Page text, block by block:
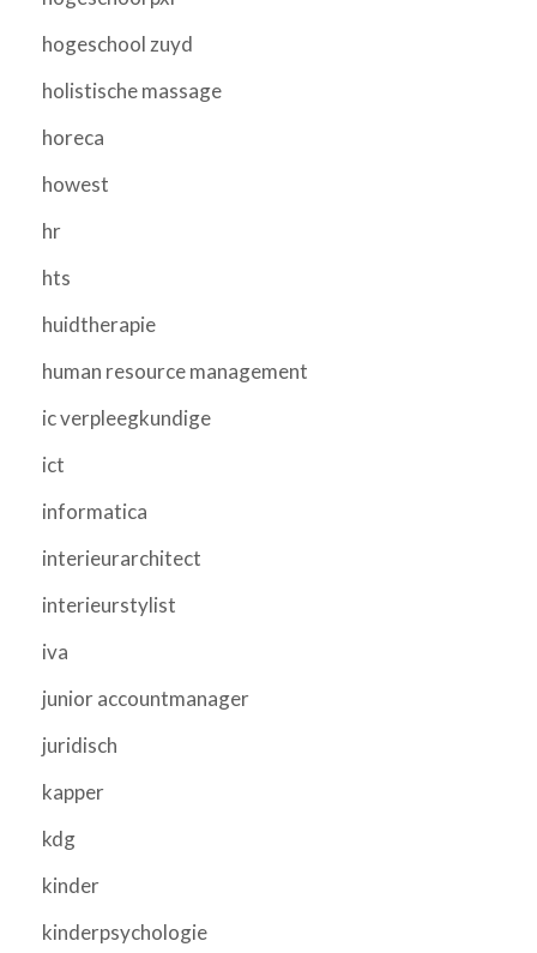
hogeschool zuyd
holistische massage
horeca
howest
hr
hts
huidtherapie
human resource management
ic verpleegkundige
ict
informatica
interieurarchitect
interieurstylist
iva
junior accountmanager
juridisch
kapper
kdg
kinder
kinderpsychologie